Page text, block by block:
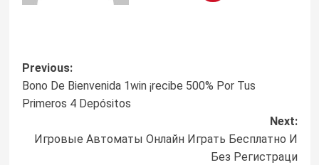
Post
navigation
Previous:
Bono De Bienvenida 1win ¡recibe 500% Por Tus
Primeros 4 Depósitos
Next:
Игровые Автоматы Онлайн Играть Бесплатно И
Без Регистраци